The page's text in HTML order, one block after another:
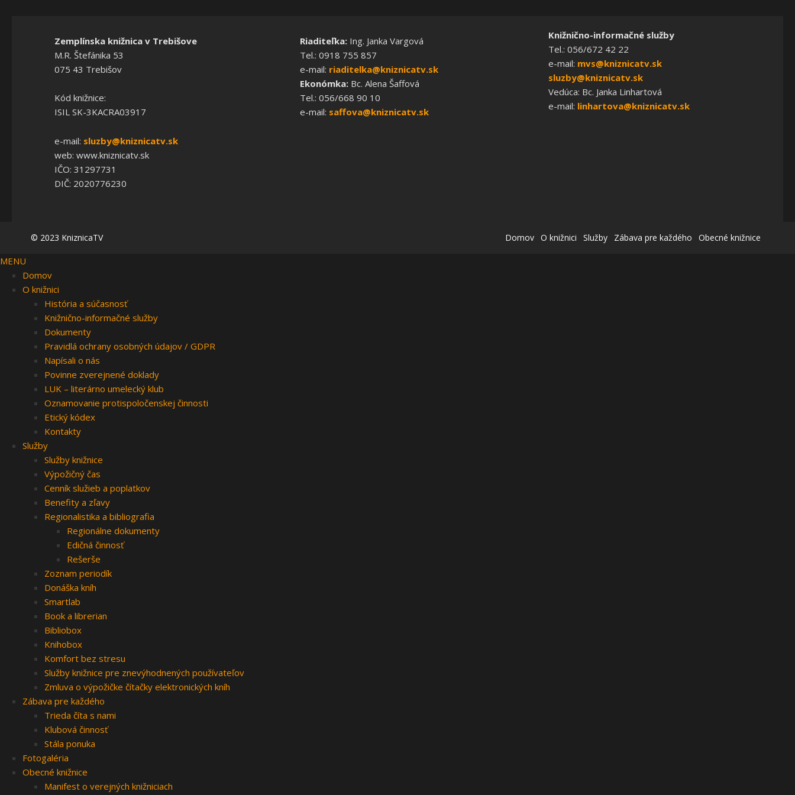
Zemplínska knižnica v Trebišove
M.R. Štefánika 53
075 43 Trebišov
Kód knižnice:
ISIL SK-3KACRA03917
e-mail: sluzby@kniznicatv.sk
web: www.kniznicatv.sk
IČO: 31297731
DIČ: 2020776230
Riaditeľka:Ing. Janka Vargová
Tel.: 0918 755 857
e-mail: riaditelka@kniznicatv.sk
Ekonómka:Bc. Alena Šaffová
Tel.: 056/668 90 10
e-mail: saffova@kniznicatv.sk
Knižnično-informačné služby
Tel.: 056/672 42 22
e-mail: mvs@kniznicatv.sk
sluzby@kniznicatv.sk
Vedúca: Bc. Janka Linhartová
e-mail: linhartova@kniznicatv.sk
© 2023 KniznicaTV Domov O knižnici Služby Zábava pre každého Obecné knižnice
MENU
Domov
O knižnici
História a súčasnosť
Knižnično-informačné služby
Dokumenty
Pravidlá ochrany osobných údajov / GDPR
Napísali o nás
Povinne zverejnené doklady
LUK – literárno umelecký klub
Oznamovanie protispoločenskej činnosti
Etický kódex
Kontakty
Služby
Služby knižnice
Výpožičný čas
Cenník služieb a poplatkov
Benefity a zľavy
Regionalistika a bibliografia
Regionálne dokumenty
Edičná činnosť
Rešerše
Zoznam periodík
Donáška kníh
Smartlab
Book a librerian
Bibliobox
Knihobox
Komfort bez stresu
Služby knižnice pre znevýhodnených používateľov
Zmluva o výpožičke čítačky elektronických kníh
Zábava pre každého
Trieda číta s nami
Klubová činnosť
Stála ponuka
Fotogaléria
Obecné knižnice
Manifest o verejných knižniciach